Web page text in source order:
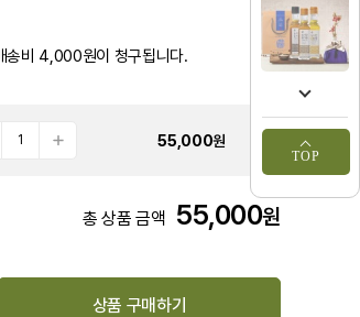
TOP
비 4,000원이 청구됩니다.
55,000원
총 상품 금액 55,000원
상품 구매하기